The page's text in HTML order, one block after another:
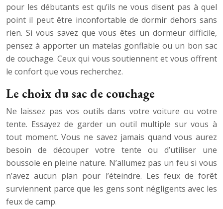
pour les débutants est qu’ils ne vous disent pas à quel
point il peut être inconfortable de dormir dehors sans
rien. Si vous savez que vous êtes un dormeur difficile,
pensez à apporter un matelas gonflable ou un bon sac
de couchage. Ceux qui vous soutiennent et vous offrent
le confort que vous recherchez.
Le choix du sac de couchage
Ne laissez pas vos outils dans votre voiture ou votre
tente. Essayez de garder un outil multiple sur vous à
tout moment. Vous ne savez jamais quand vous aurez
besoin de découper votre tente ou d’utiliser une
boussole en pleine nature. N’allumez pas un feu si vous
n’avez aucun plan pour l’éteindre. Les feux de forêt
surviennent parce que les gens sont négligents avec les
feux de camp.